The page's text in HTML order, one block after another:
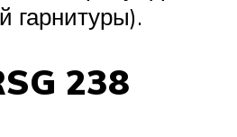
гарнитуры).
238